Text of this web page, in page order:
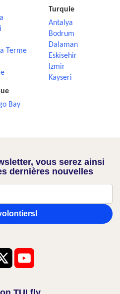
Terme
Bay
Turquie
Antalya
Bodrum
Dalaman
Eskisehir
Izmir
Kayseri
vous serez ainsi
dernières nouvelles